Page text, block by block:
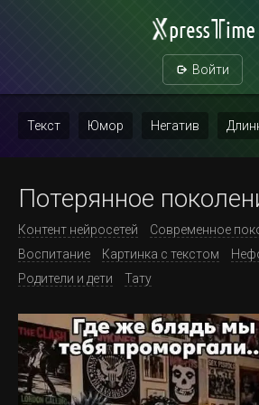
Войти
Текст Юмор Негатив
Потерянное
Контент нейросетей
Современное
Воспитание
Картинка с текстом
Родители и дети
Тату